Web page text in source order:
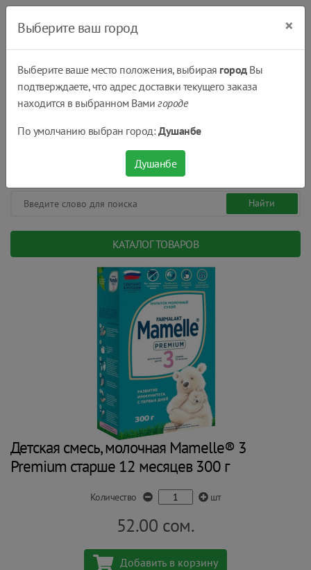
КАТАЛОГ ТОВАРОВ
Детская смесь, молочная Mamelle® 3
Premium старше 12 месяцев 300 г
Количество шт
52.00 сом.
Добавить в корзину
Выберите ваш город ×
Выберите ваше место положения, выбирая городВы
подтверждаете, что адрес доставки текущего заказа
находится в выбранном Вамигороде
По умолчанию выбран город:Душанбе
Душанбе